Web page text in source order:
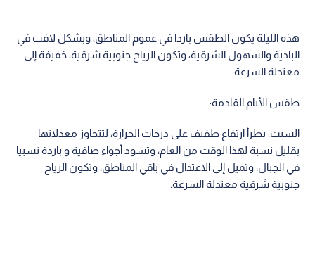
هذه الليلة يكون الطقس باردا في عموم المناطق، وبشكل لافت في
البادية والسهول الشرقية، وتكون الرياح جنوبية شرقية، خفيفة إلى
معتدلة السرعة.
طقس الأيام القادمة:
السبت: يطرأ ارتفاع طفيف على درجات الحرارة، لتتجاوز معدلاتها
بقليل نسبة لهذا الوقت من العام، وتسود أجواء صافية و باردة نسبيا
في الجبال، وتميل إلى الاعتدال في باقي المناطق، وتكون الرياح
جنوبية شرقية معتدلة السرعة.